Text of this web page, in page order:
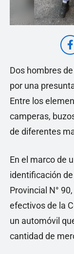
Dos hombres
por una
Entre los
camperas,
de diferentes
En el marco de
identificación
Provincial N°
efectivos de la
un automóvil
cantidad de